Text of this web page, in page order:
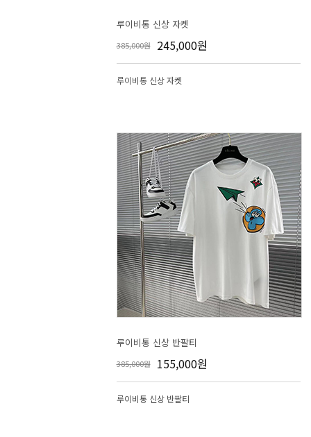
루이비통 신상 자켓
385,000원 245,000원
루이비통 신상 자켓
루이비통 신상 반팔티
385,000원 155,000원
루이비통 신상 반팔티